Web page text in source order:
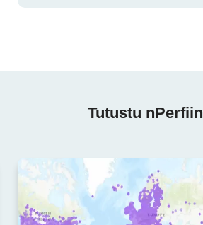
Tutustu nPerfiin